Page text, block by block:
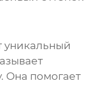
уникальный
Она помогает